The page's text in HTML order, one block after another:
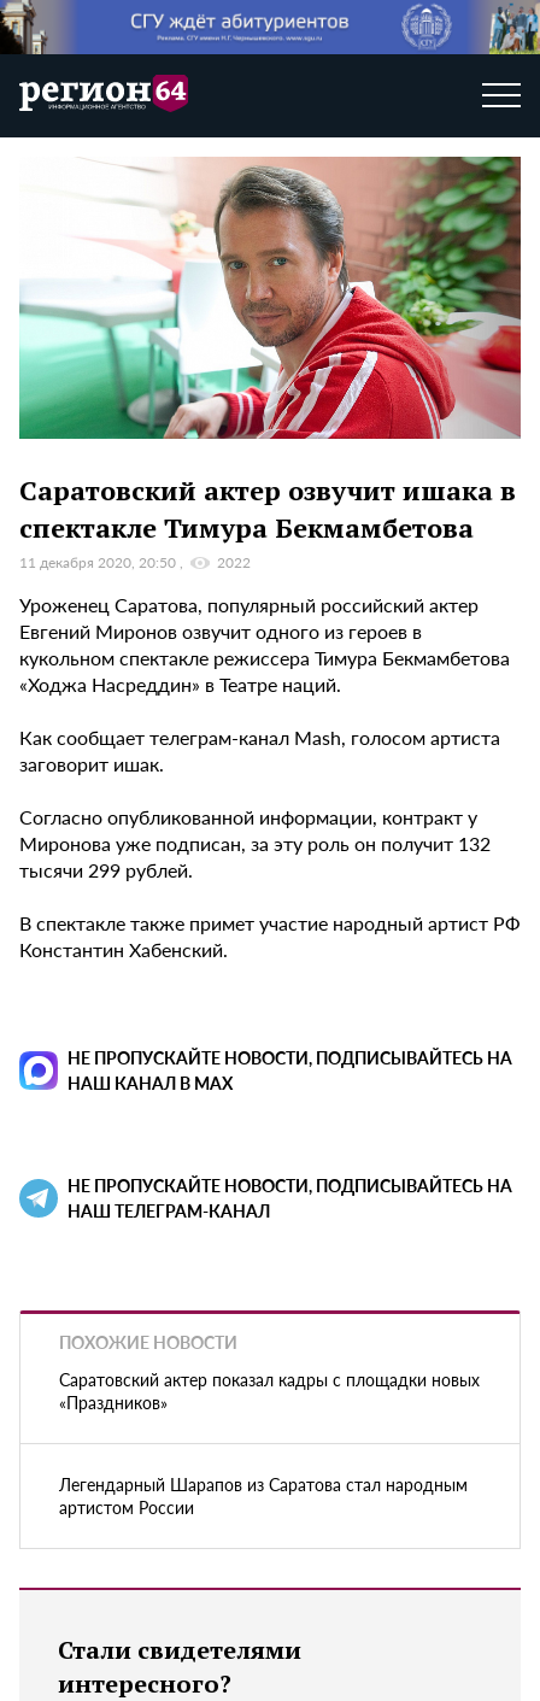
Саратовский актер озвучит ишака в
спектакле Тимура Бекмамбетова
11 декабря 2020, 20:50 2022
Уроженец Саратова, популярный российский актер
Евгений Миронов озвучит одного из героев в
кукольном спектакле режиссера Тимура Бекмамбетова
«Ходжа Насреддин» в Театре наций.
Как сообщает телеграм-канал Mash, голосом артиста
заговорит ишак.
Согласно опубликованной информации, контракт у
Миронова уже подписан, за эту роль он получит 132
тысячи 299 рублей.
В спектакле также примет участие народный артист РФ
Константин Хабенский.
НЕ ПРОПУСКАЙТЕ НОВОСТИ, ПОДПИСЫВАЙТЕСЬ НА
НАШ КАНАЛ В MAX
НЕ ПРОПУСКАЙТЕ НОВОСТИ, ПОДПИСЫВАЙТЕСЬ НА
НАШ ТЕЛЕГРАМ-КАНАЛ
ПОХОЖИЕ НОВОСТИ
Саратовский актер показал кадры с площадки новых
«Праздников»
Легендарный Шарапов из Саратова стал народным
артистом России
Стали свидетелями
интересного?